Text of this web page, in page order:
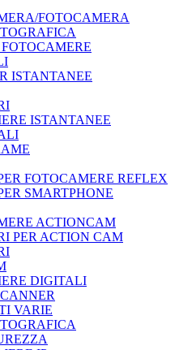
FOTOCAMERA
FOTOCAMERE
ISTANTANEE
ISTANTANEE
FOTOCAMERE REFLEX
SMARTPHONE
ACTIONCAM
PER ACTION CAM
DIGITALI
VARIE